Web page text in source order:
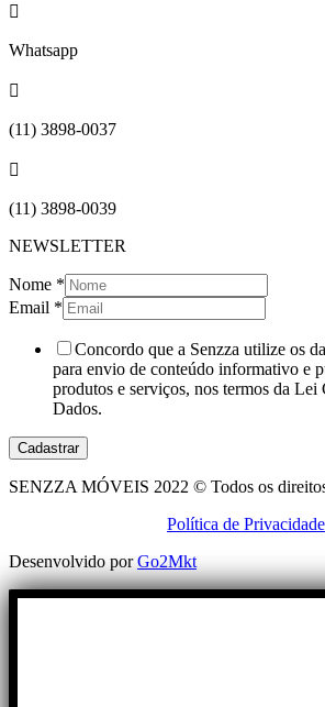

Whatsapp

(11) 3898-0037

(11) 3898-0039
NEWSLETTER
Nome *
Email *
Concordo que a Senzza utilize os
para envio de conteúdo informativo e
produtos e serviços, nos termos da Lei
Dados.
Cadastrar
SENZZA MÓVEIS 2022 © Todos os
Política de Privacidade
Desenvolvido porGo2Mkt